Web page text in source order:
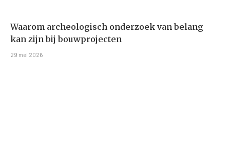
Waarom archeologisch onderzoek van belang
kan zijn bij bouwprojecten
29 mei 2026